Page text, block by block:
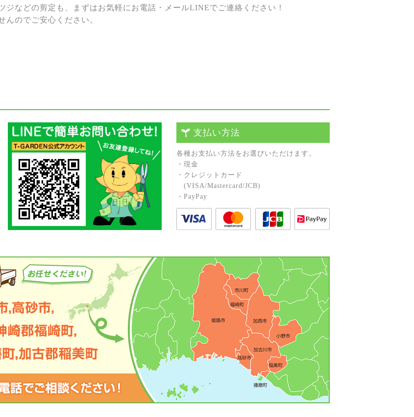
ジなどの剪定も、まずはお気軽にお電話・メールLINEでご連絡ください！
んのでご安心ください。
支払い方法
各種お⽀払い⽅法をお選びいただけます。
・現⾦
・クレジットカード
(VISA/Mastercard/JCB)
・PayPay